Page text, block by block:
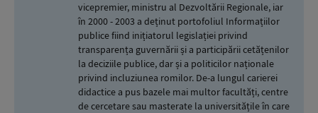
vicepremier, ministru al Dezvoltării Regionale, iar
în 2000 - 2003 a deținut portofoliul Informațiilor
publice fiind inițiatorul legislației privind
transparența guvernării și a participării cetățenilor
la deciziile publice, dar și a politicilor naționale
privind incluziunea romilor. De-a lungul carierei
didactice a pus bazele mai multor facultăți, centre
de cercetare sau masterate la universitățile în care